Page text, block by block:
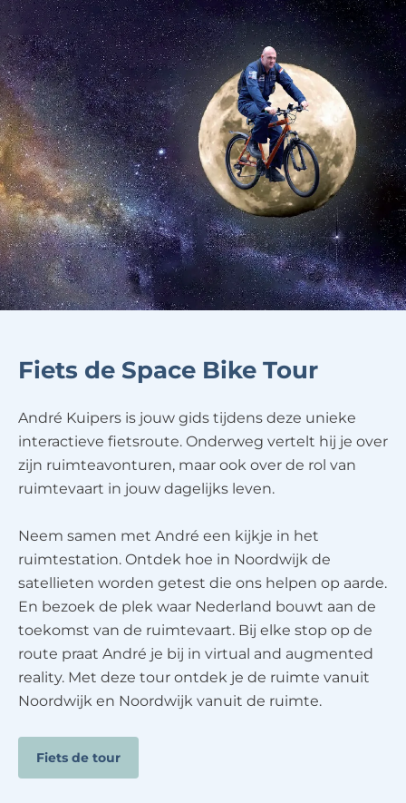
Fiets de Space Bike Tour
André Kuipers is jouw gids tijdens deze unieke
interactieve fietsroute. Onderweg vertelt hij je over
zijn ruimteavonturen, maar ook over de rol van
ruimtevaart in jouw dagelijks leven.
Neem samen met André een kijkje in het
ruimtestation. Ontdek hoe in Noordwijk de
satellieten worden getest die ons helpen op aarde.
En bezoek de plek waar Nederland bouwt aan de
toekomst van de ruimtevaart. Bij elke stop op de
route praat André je bij in virtual and augmented
reality. Met deze tour ontdek je de ruimte vanuit
Noordwijk en Noordwijk vanuit de ruimte.
Fiets de tour